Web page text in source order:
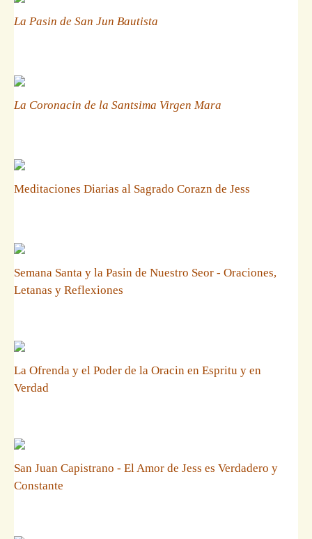
La Pasin de San Jun Bautista
La Coronacin de la Santsima Virgen Mara
Meditaciones Diarias al Sagrado Corazn de Jess
Semana Santa y la Pasin de Nuestro Seor - Oraciones,
Letanas y Reflexiones
La Ofrenda y el Poder de la Oracin en Espritu y en
Verdad
San Juan Capistrano - El Amor de Jess es Verdadero y
Constante